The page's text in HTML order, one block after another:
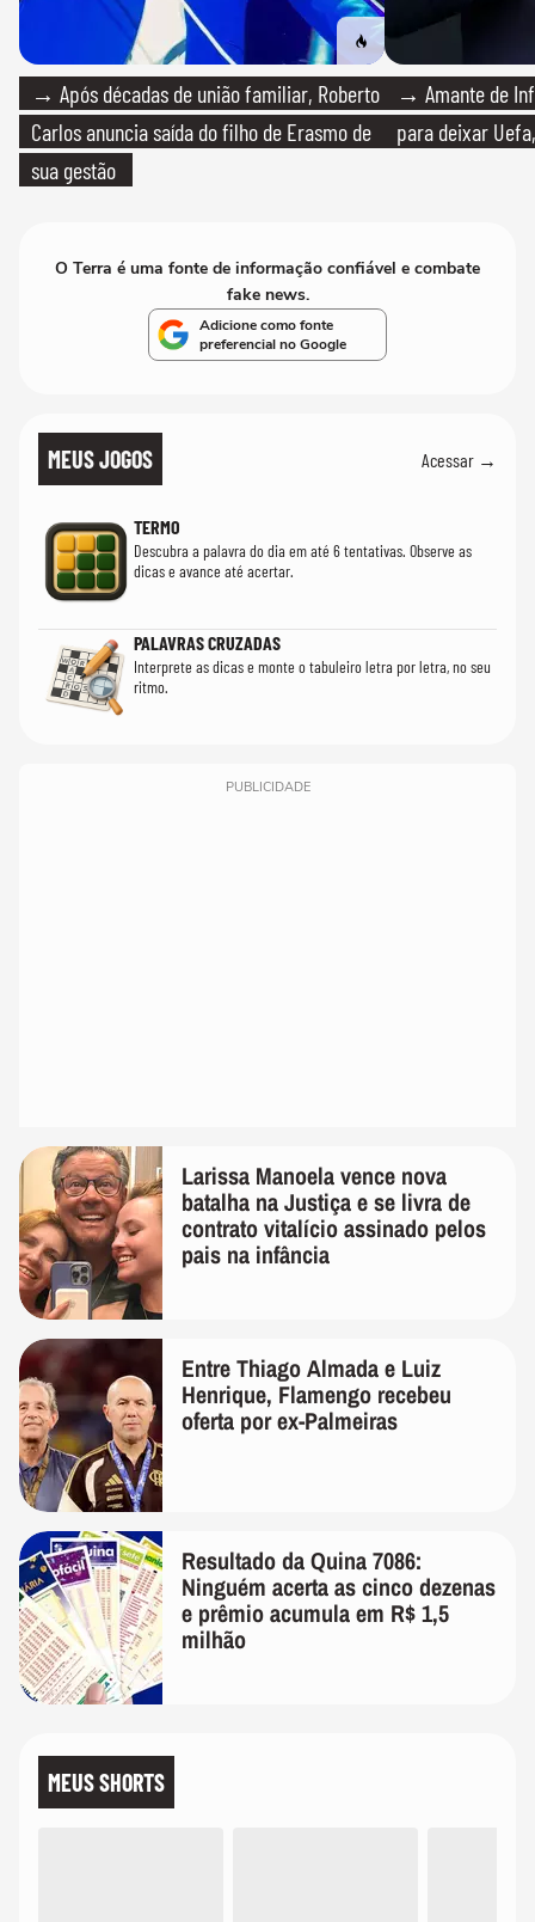
→ Após décadas de união familiar, Roberto
Carlos anuncia saída do filho de Erasmo de
sua gestão
→ Amante de
para deixar
O Terra é uma fonte de informação confiável e combate
fake news.
Adicione como fonte
preferencial no Google
MEUS JOGOS Acessar →
TERMO
Descubra a palavra do dia em até 6 tentativas. Observe as
dicas e avance até acertar.
PALAVRAS CRUZADAS
Interprete as dicas e monte o tabuleiro letra por letra, no seu
ritmo.
PUBLICIDADE
Larissa Manoela vence nova
batalha na Justiça e se livra de
contrato vitalício assinado pelos
pais na infância
Entre Thiago Almada e Luiz
Henrique, Flamengo recebeu
oferta por ex-Palmeiras
Resultado da Quina 7086:
Ninguém acerta as cinco dezenas
e prêmio acumula em R$ 1,5
milhão
MEUS SHORTS